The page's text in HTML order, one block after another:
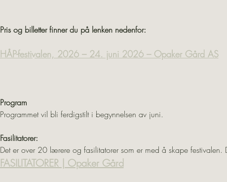
Pris og billetter finner du på lenken nedenfor:
HÅP-festivalen, 2026 – 24. juni 2026 – Opaker Gård AS
Program
Programmet vil bli ferdigstilt i begynnelsen av juni.
Fasilitatorer:
Det er over 20 lærere og fasilitatorer som er med å skape festivalen.
FASILITATORER | Opaker Gård